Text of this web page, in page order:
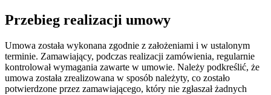
Przebieg realizacji umowy
Umowa została wykonana zgodnie z założeniami i w ustalonym
terminie. Zamawiający, podczas realizacji zamówienia, regularnie
kontrolował wymagania zawarte w umowie. Należy podkreślić, że
umowa została zrealizowana w sposób należyty, co zostało
potwierdzone przez zamawiającego, który nie zgłaszał żadnych